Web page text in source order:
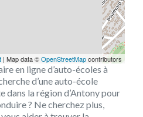
| Map data ©OpenStreetMapcontributors
en ligne d’auto-écoles à
d’une auto-école
dans la région d’Antony pour
? Ne cherchez plus,